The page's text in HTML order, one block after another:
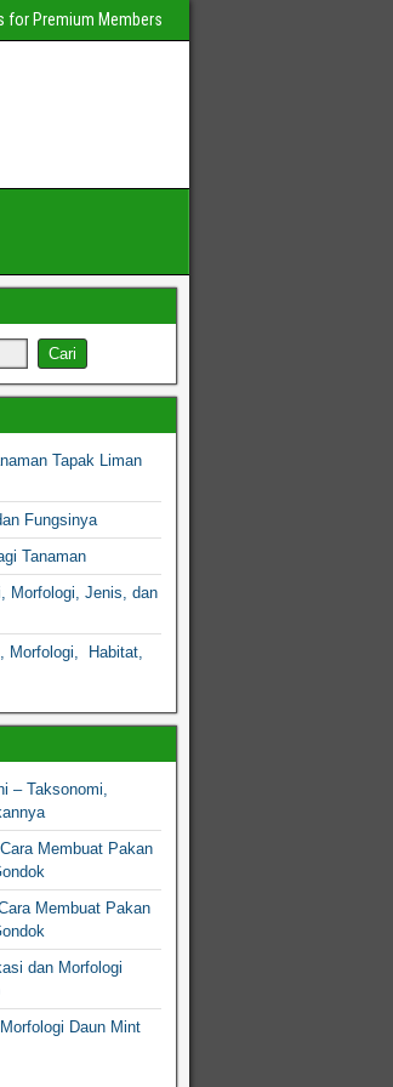
for Premium Members
Tapak Liman
Fungsinya
Tanaman
Morfologi, Jenis, dan
Morfologi, Habitat,
– Taksonomi,
Cara Membuat Pakan
Membuat Pakan
dan Morfologi
Daun Mint